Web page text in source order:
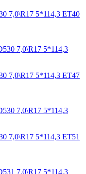
7,0\R17 5*114,3 ET40
7,0\R17 5*114,3 ET47
7,0\R17 5*114,3 ET51